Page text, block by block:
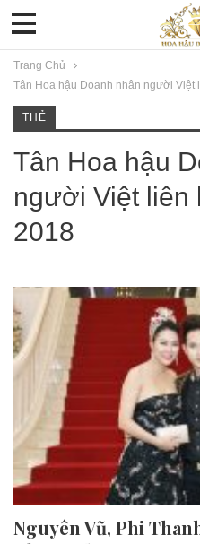
Trang Chủ
Tân Hoa hậu Doanh nhân người Việt
THẺ
Tân Hoa hậu
người Việt liên
2018
Nguyên Vũ, Phi